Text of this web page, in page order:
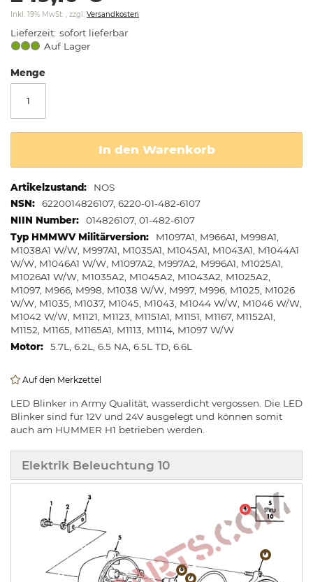
Inkl. 19% MwSt. , zzgl. Versandkosten
Lieferzeit sofort lieferbar
Auf Lager
Menge
In den Warenkorb
Weitere
Informationen
NOS
6220014826107, 6220-01-482-6107
014826107, 01-482-6107
M1097A1, M966A1, M998A1,
M1038A1 W/W, M997A1, M1035A1, M1045A1, M1043A1, M1044A1
W/W, M1046A1 W/W, M1097A2, M997A2, M996A1, M1025A1,
M1026A1 W/W, M1035A2, M1045A2, M1043A2, M1025A2,
M1097, M966, M998, M1038 W/W, M997, M996, M1025, M1026
W/W, M1035, M1037, M1045, M1043, M1044 W/W, M1046 W/W,
M1042 W/W, M1121, M1123, M1151A1, M1151, M1167, M1152A1,
M1152, M1165, M1165A1, M1113, M1114, M1097 W/W
5.7L, 6.2L, 6.5 NA, 6.5L TD, 6.6L
Auf den Merkzettel
LED Blinker in Army Qualität, wasserdicht vergossen. Die LED
Blinker sind für 12V und 24V ausgelegt und können somit
auch am HUMMER H1 betrieben werden.
Elektrik Beleuchtung 10